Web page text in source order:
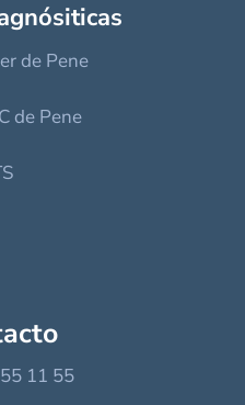
de Pene
de Pene
11 55